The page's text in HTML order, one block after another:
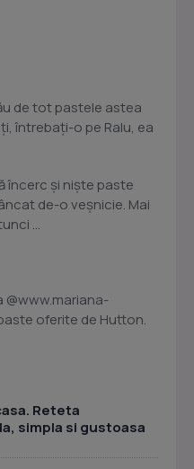
de tot pastele astea
întrebați-o pe Ralu, ea
încerc și niște paste
de-o veșnicie. Mai
...
oferite de Hutton.
Reteta
simpla si gustoasa